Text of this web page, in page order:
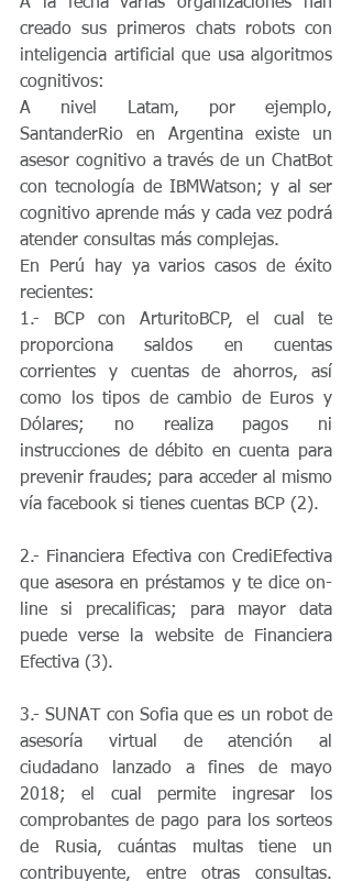
creado sus primeros chats robots con
inteligencia artificial que usa algoritmos
cognitivos:
A nivel Latam, por ejemplo,
SantanderRio en Argentina existe un
asesor cognitivo a través de un ChatBot
con tecnología de IBMWatson; y al ser
cognitivo aprende más y cada vez podrá
atender consultas más complejas.
En Perú hay ya varios casos de éxito
recientes:
1.- BCP con ArturitoBCP, el cual te
proporciona saldos en cuentas
corrientes y cuentas de ahorros, así
como los tipos de cambio de Euros y
Dólares; no realiza pagos ni
instrucciones de débito en cuenta para
prevenir fraudes; para acceder al mismo
vía facebook si tienes cuentas BCP (2).
2.- Financiera Efectiva con CrediEfectiva
que asesora en préstamos y te dice on-
line si precalificas; para mayor data
puede verse la website de Financiera
Efectiva (3).
3.- SUNAT con Sofia que es un robot de
asesoría virtual de atención al
ciudadano lanzado a fines de mayo
2018; el cual permite ingresar los
comprobantes de pago para los sorteos
de Rusia, cuántas multas tiene un
contribuyente, entre otras consultas.